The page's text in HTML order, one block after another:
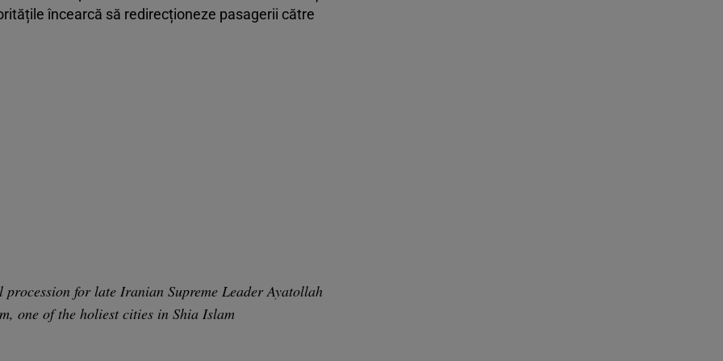
încearcă să redirecționeze pasagerii către
procession for late Iranian Supreme Leader Ayatollah
one of the holiest cities in Shia Islam